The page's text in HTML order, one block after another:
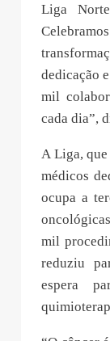
Liga
dedicação
mil
cada dia”,
A Liga,
médicos
ocupa a
mil
reduziu
espera